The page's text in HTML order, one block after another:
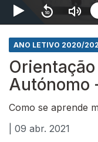
ANO LETIVO 2020/
Autónomo
Como se aprende
| 09 abr. 2021